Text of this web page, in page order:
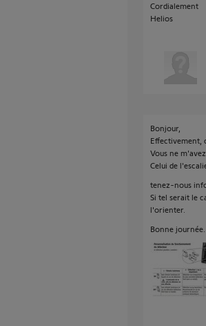
Cordialement
Helios
Bonjour,
Effectivement,
Vous ne
Celui de
tenez-nous
Si tel serait le
l'orienter.
Bonne journée.